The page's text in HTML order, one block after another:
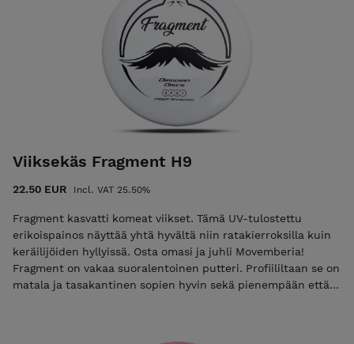
Viiksekäs Fragment H9
22.50 EUR Incl. VAT 25.50%
Fragment kasvatti komeat viikset. Tämä UV-tulostettu
erikoispainos näyttää yhtä hyvältä niin ratakierroksilla kuin
keräilijöiden hyllyissä. Osta omasi ja juhli Movemberia!
Fragment on vakaa suoralentoinen putteri. Profiililtaan se on
matala ja tasakantinen sopien hyvin sekä pienempään että